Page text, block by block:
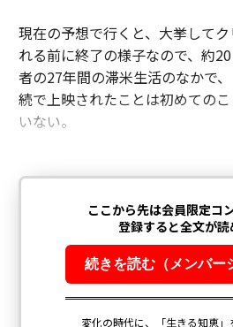
現在の予想で行くと、大挙して
れる前に終了の様子なので、約
者の27年間の滞米生活のなかで
続で上映されたことは初めての
いない。